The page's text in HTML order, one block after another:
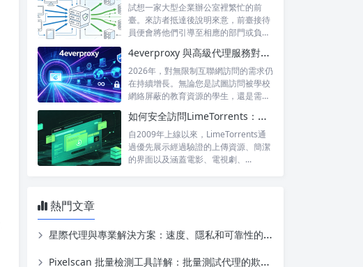
試想一家大型企業辦公室裡繁忙的前
臺。來訪者抵達後說明來意，前臺接待
員便會將他們引導至相應的部門或負責
4everproxy 與高級代理服務對比：速度、隱私和可靠性的比較
2026年，對無限制互聯網訪問的需求仍
在持續增長。無論您是試圖訪問被學校
網絡屏蔽的教育資源的學生，還是需要
如何安全訪問LimeTorrents：使用家庭代理繞過封鎖
自2009年上線以來，LimeTorrents通
過優先展示經過驗證的上傳資源、簡潔
的界面以及涵蓋電影、電視劇、...
熱門文章
星際代理與專業解決方案：速度、隱私和可靠性的對比
Pixelscan 批量檢測工具詳解：批量測試代理的欺詐評分、位置及信息洩露情況